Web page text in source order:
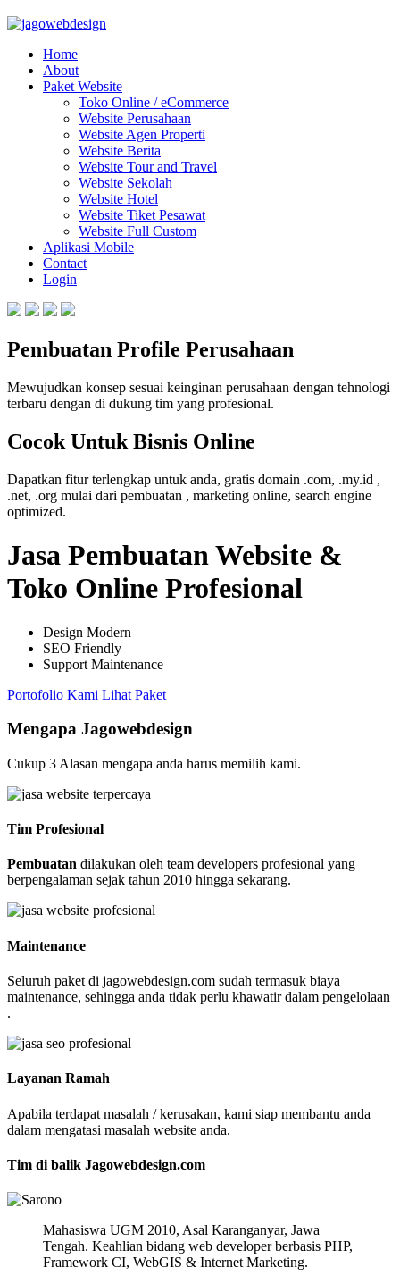
Home
About
Paket Website
Toko Online / eCommerce
Website Perusahaan
Website Agen Properti
Website Berita
Website Tour and Travel
Website Sekolah
Website Hotel
Website Tiket Pesawat
Website Full Custom
Aplikasi Mobile
Contact
Login
Pembuatan Profile Perusahaan
Mewujudkan konsep sesuai keinginan perusahaan dengan tehnologi
terbaru dengan di dukung tim yang profesional.
Cocok Untuk Bisnis Online
Dapatkan fitur terlengkap untuk anda, gratis domain .com, .my.id ,
.net, .org mulai dari pembuatan , marketing online, search engine
optimized.
Jasa Pembuatan Website &
Toko Online Profesional
Design Modern
SEO Friendly
Support Maintenance
Portofolio Kami Lihat Paket
Mengapa Jagowebdesign
Cukup 3 Alasan mengapa anda harus memilih kami.
Tim Profesional
Pembuatan dilakukan oleh team developers profesional yang
berpengalaman sejak tahun 2010 hingga sekarang.
Maintenance
Seluruh paket di jagowebdesign.com sudah termasuk biaya
maintenance, sehingga anda tidak perlu khawatir dalam pengelolaan
.
Layanan Ramah
Apabila terdapat masalah / kerusakan, kami siap membantu anda
dalam mengatasi masalah website anda.
Tim di balik Jagowebdesign.com
Mahasiswa UGM 2010, Asal Karanganyar, Jawa
Tengah. Keahlian bidang web developer berbasis PHP,
Framework CI, WebGIS & Internet Marketing.